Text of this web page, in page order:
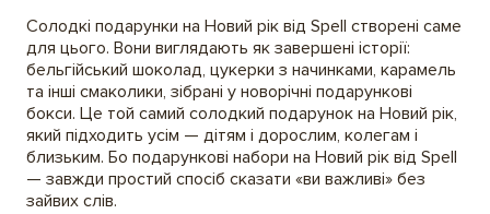
Солодкі подарунки на Новий рік від Spell створені саме
для цього. Вони виглядають як завершені історії:
бельгійський шоколад, цукерки з начинками, карамель
та інші смаколики, зібрані у новорічні подарункові
бокси. Це той самий солодкий подарунок на Новий рік,
який підходить усім — дітям і дорослим, колегам і
близьким. Бо подарункові набори на Новий рік від Spell
— завжди простий спосіб сказати «ви важливі» без
зайвих слів.